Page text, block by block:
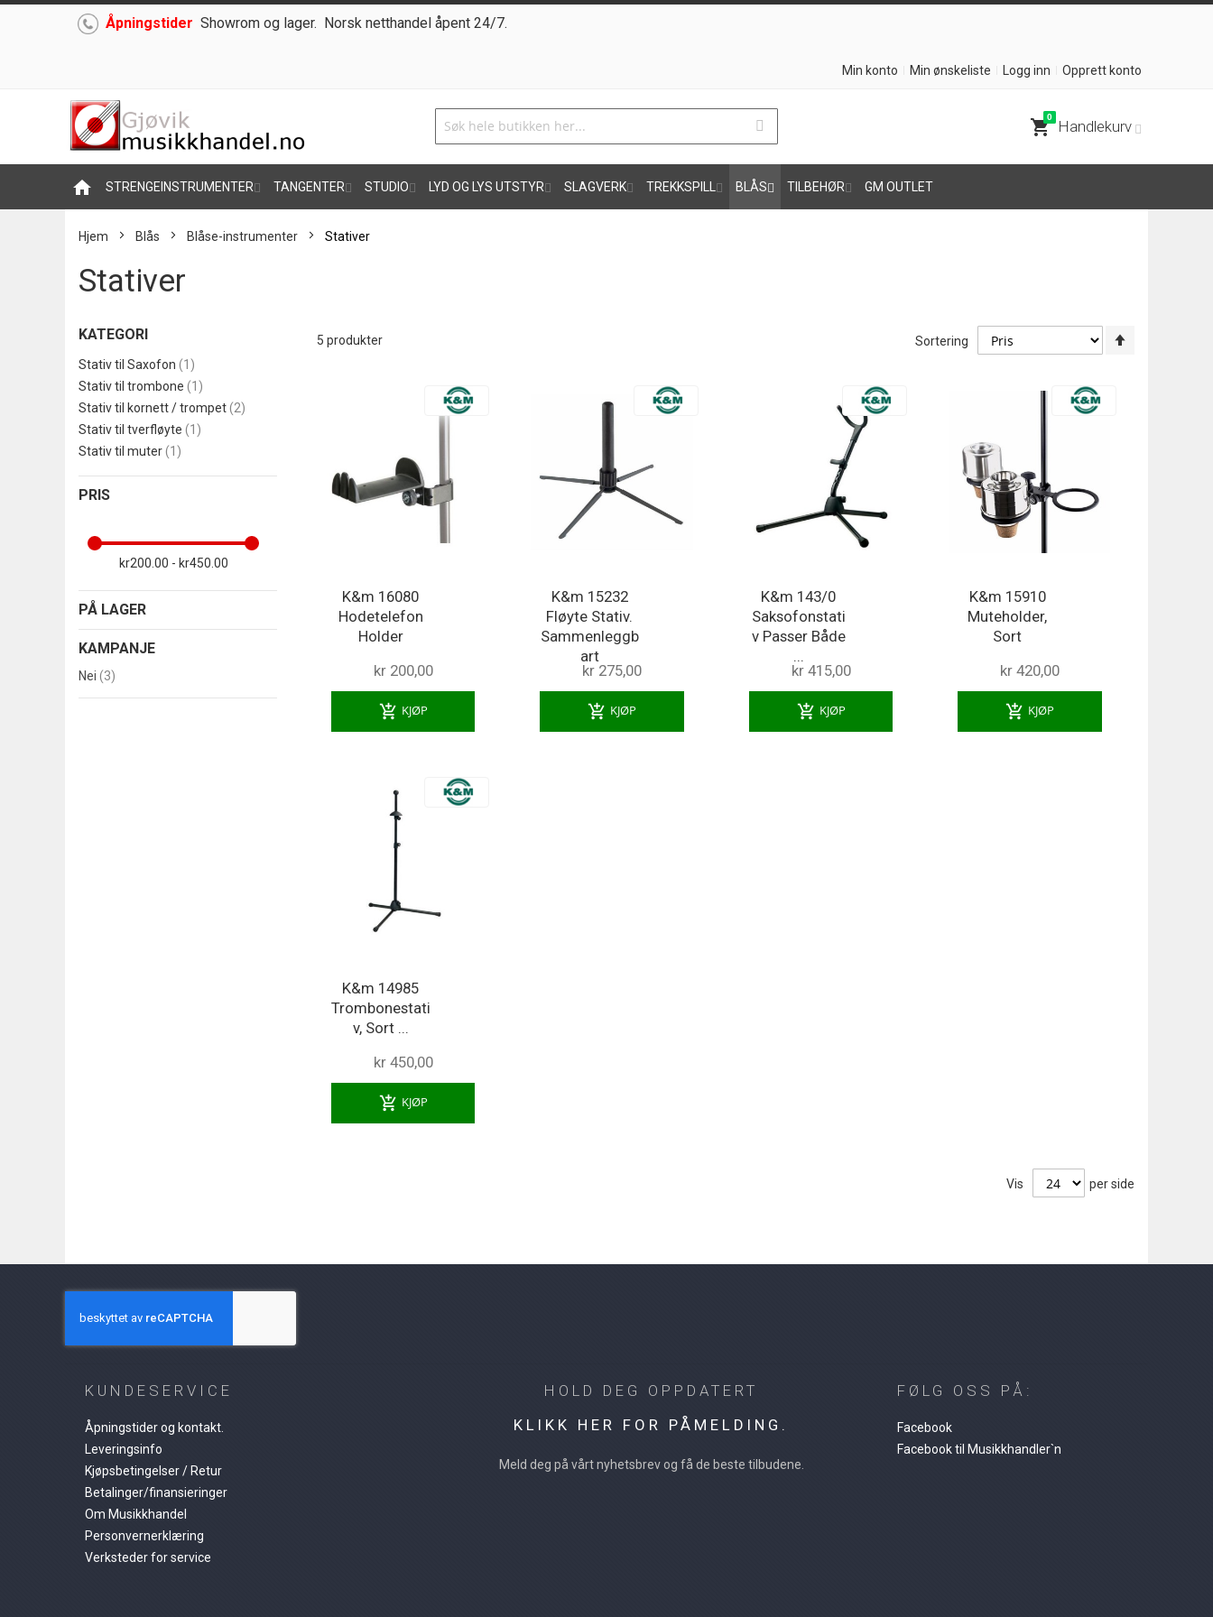
Hoppe Åpningstider Showrom og lager. Norsk netthandel åpent 24/7.
Min konto Min ønskeliste Logg inn Opprett konto
shopping_cart
0
Handlekurv
home STRENGEINSTRUMENTER TANGENTER STUDIO LYD OG LYS UTSTYR SLAGVERK TREKKSPILL BLÅS TILBEHØR GM OUTLET
Hjem Blås Blåse-instrumenter Stativer
Stativer
5 produkter Sortering
K&m 16080
Hodetelefon
Holder
kr 200,00
add_shopping_cart KJØP
K&m 15232
Fløyte Stativ.
Sammenleggb
art
kr 275,00
add_shopping_cart KJØP
K&m 143/0
Saksofonstati
v Passer Både
...
kr 415,00
add_shopping_cart KJØP
K&m 15910
Muteholder,
Sort
kr 420,00
add_shopping_cart KJØP
K&m 14985
Trombonestati
v, Sort ...
kr 450,00
add_shopping_cart KJØP
Vis per side
KATEGORI
Stativ til Saxofon 1
produkt
Stativ til trombone
1
produkt
Stativ til kornett / trompet 2
produkter
Stativ til tverfløyte
1
produkt
Stativ til muter 1
produkt
PRIS
kr200.00 - kr450.00
PÅ LAGER
KAMPANJE
Nei 3
produkter
KUNDESERVICE
Åpningstider og kontakt.
Leveringsinfo
Kjøpsbetingelser / Retur
Betalinger/finansieringer
Om Musikkhandel
Personvernerklæring
Verksteder for service
HOLD DEG OPPDATERT
KLIKK HER FOR PÅMELDING.
Meld deg på vårt nyhetsbrev og få de beste tilbudene.
FØLG OSS PÅ:
Facebook
Facebook til Musikkhandler`n